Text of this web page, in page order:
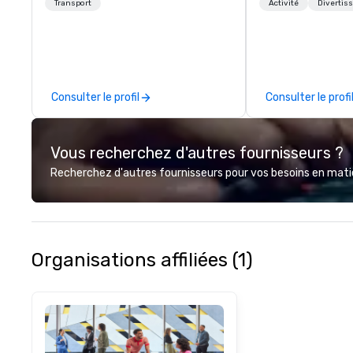
1998
Transport
Consulter le profil
specialize in
Producers to
direct line of
unparalleled
Activité
Consulter le profil
Vous recherchez d'autres fournisseurs ?
Recherchez d'autres fournisseurs pour vos besoins en
Organisations affiliées (1)